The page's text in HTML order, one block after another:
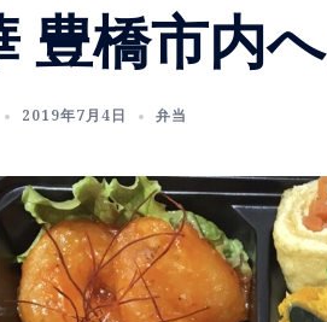
豊橋市内
2019年7月4日 弁当